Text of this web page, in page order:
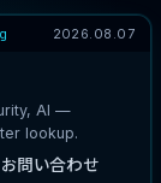
2026.08.07
AI —
lookup.
お問い合わせ